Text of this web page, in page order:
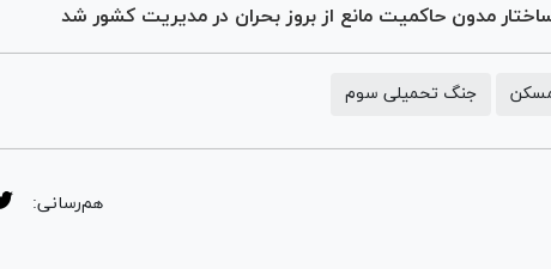
مدون حاکمیت مانع از بروز بحران در مدیریت کشور شد
جنگ تحمیلی سوم
هم‌رسانی: